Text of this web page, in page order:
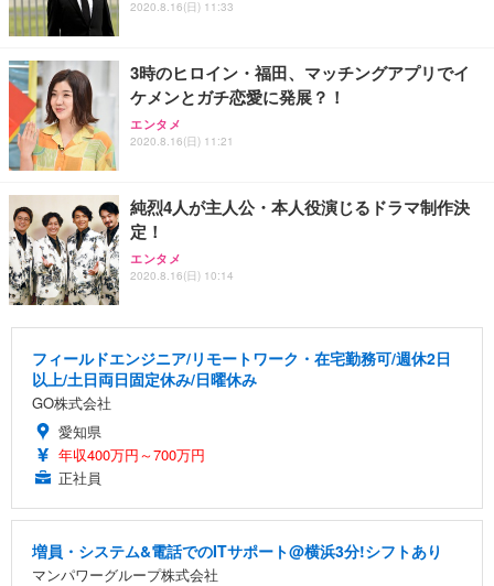
2020.8.16(日) 11:33
3時のヒロイン・福田、マッチングアプリでイ
ケメンとガチ恋愛に発展？！
エンタメ
2020.8.16(日) 11:21
純烈4人が主人公・本人役演じるドラマ制作決
定！
エンタメ
2020.8.16(日) 10:14
フィールドエンジニア/リモートワーク・在宅勤務可/週休2日
以上/土日両日固定休み/日曜休み
GO株式会社
愛知県
年収400万円～700万円
正社員
増員・システム&電話でのITサポート@横浜3分!シフトあり
マンパワーグループ株式会社